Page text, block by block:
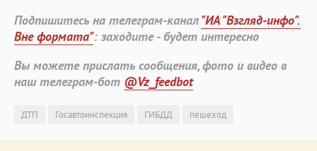
Подпишитесь на телеграм-канал"ИА "Взгляд-инфо".
Вне формата": заходите - будет интересно
Вы можете прислать сообщения, фото и видео в
наш телеграм-бот @Vz_feedbot
ДТП Госавтоинспекция ГИБДД пешеход